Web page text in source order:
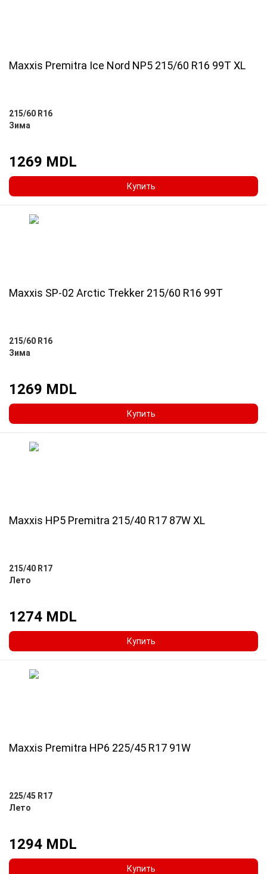
Maxxis Premitra Ice Nord NP5 215/60 R16 99T XL
215/60 R16
Зима
1269 MDL
Купить
Maxxis SP-02 Arctic Trekker 215/60 R16 99T
215/60 R16
Зима
1269 MDL
Купить
Maxxis HP5 Premitra 215/40 R17 87W XL
215/40 R17
Лето
1274 MDL
Купить
Maxxis Premitra HP6 225/45 R17 91W
225/45 R17
Лето
1294 MDL
Купить